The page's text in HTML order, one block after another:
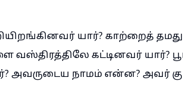
யார்? காற்றைத்
வஸ்திரத்திலே கட்டினவர் யார்?
அவருடைய நாமம் என்ன? அவர்